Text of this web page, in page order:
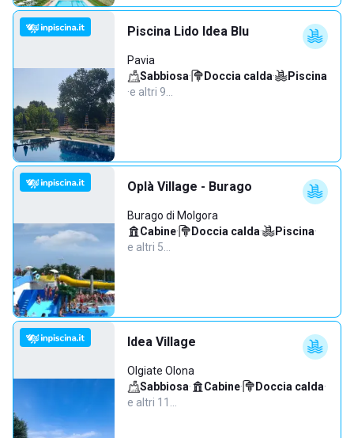
Piscina Lido Idea Blu
Pavia
Sabbiosa· Doccia calda·
Piscina
·e altri 9…
Oplà Village - Burago
Burago di Molgora
Cabine· Doccia calda· Piscina·
e altri 5…
Idea Village
Olgiate Olona
Sabbiosa· Cabine· Doccia calda·
e altri 11…